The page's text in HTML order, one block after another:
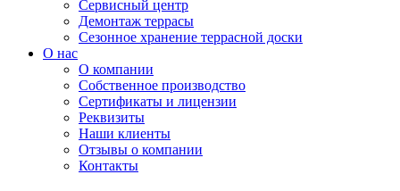
Сервисный центр
Демонтаж террасы
Сезонное хранение террасной доски
О нас
О компании
Собственное производство
Сертификаты и лицензии
Реквизиты
Наши клиенты
Отзывы о компании
Контакты